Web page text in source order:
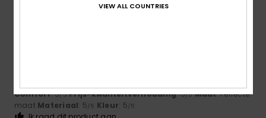
5
Comfort: 5/5 Prijs-kwaliteitverhouding: 5/5 Maat: Perfecte
maat Materiaal: 5/5 Kleur: 5/5
VIEW ALL COUNTRIES